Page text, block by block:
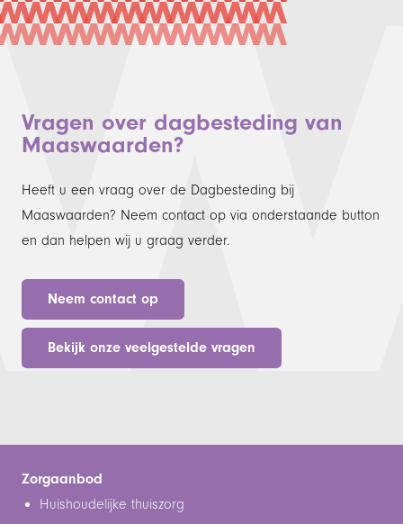
Vragen over dagbesteding van
Maaswaarden?
Heeft u een vraag over de Dagbesteding bij
Maaswaarden? Neem contact op via onderstaande button
en dan helpen wij u graag verder.
Neem contact op
Bekijk onze veelgestelde vragen
Zorgaanbod
Huishoudelijke thuiszorg